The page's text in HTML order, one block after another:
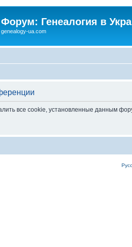
Форум: Генеалогия в
genealogy-ua.com
все cookie, установленные данным